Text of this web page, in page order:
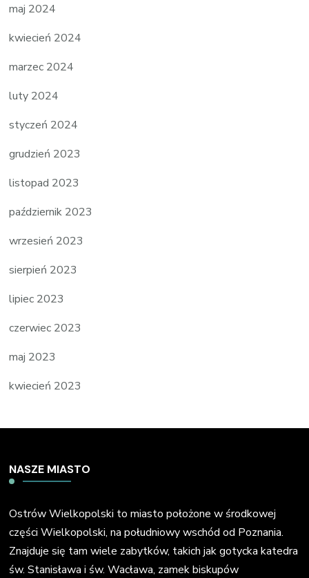
maj 2024
kwiecień 2024
marzec 2024
luty 2024
styczeń 2024
grudzień 2023
listopad 2023
październik 2023
wrzesień 2023
sierpień 2023
lipiec 2023
czerwiec 2023
maj 2023
kwiecień 2023
NASZE MIASTO
Ostrów Wielkopolski to miasto położone w środkowej
części Wielkopolski, na południowy wschód od Poznania.
Znajduje się tam wiele zabytków, takich jak gotycka katedra
św. Stanisława i św. Wacława, zamek biskupów